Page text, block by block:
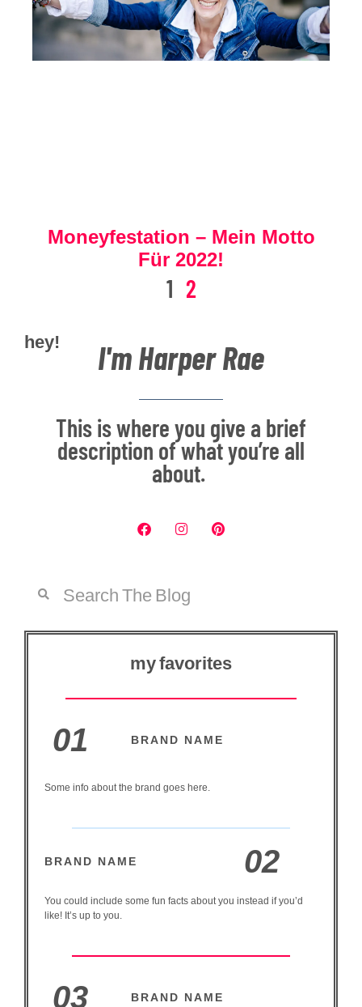
Moneyfestation – Mein Motto
Für 2022!
1 2
hey! I'm Harper Rae
This is where you give a brief
description of what you’re all
about.
F
a
o
o
I
n
g
r
m
P
i
t
my favorites
01 BRAND NAME
Some info about the brand goes here.
BRAND NAME 02
You could include some fun facts about you instead if you’d
like! It’s up to you.
03 BRAND NAME